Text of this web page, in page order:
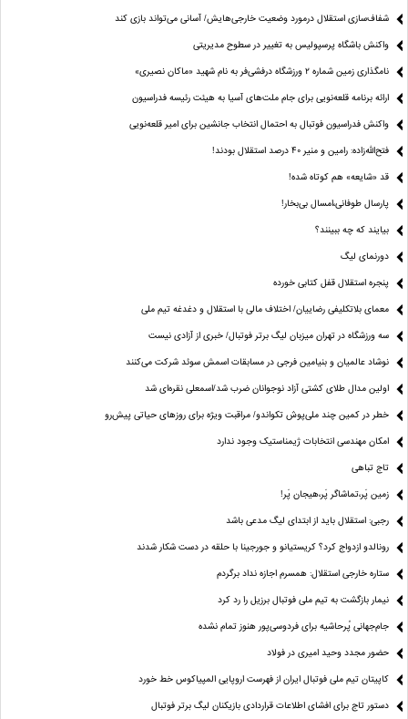
شفاف‌سازی استقلال درمورد وضعیت خارجی‌هایش/ آسانی می‌تواند بازی کند
واکنش باشگاه پرسپولیس به تغییر در سطوح مدیریتی
نامگذاری زمین شماره ۲ ورزشگاه درفشی‌فر به نام شهید «ماکان نصیری»
ارائه برنامه‌ قلعه‌نویی برای جام ملت‌های آسیا به هیئت رئیسه فدراسیون
واکنش فدراسیون فوتبال به احتمال انتخاب جانشین برای امیر قلعه‌نویی
فتح‌الله‌زاده: رامین و منیر 40 درصد استقلال بودند!
قد «شایعه» هم کوتاه شده!
پارسال طوفانی،امسال بی‌بخار!
بیایند که چه ببینند؟
دورنمای لیگ
پنجره‌ استقلال قفل کتابی خورده
معمای بلاتکلیفی رضاییان/ اختلاف مالی با استقلال و دغدغه تیم ملی
سه ورزشگاه در تهران میزبان لیگ برتر فوتبال/ خبری از آزادی نیست
نوشاد عالمیان و بنیامین فرجی در مسابقات اسمش سوئد شرکت می‌کنند
اولین مدال طلای کشتی آزاد نوجوانان ضرب شد/اسمعلی نقره‌ای شد
خطر در کمین چند ملی‌پوش تکواندو/ مراقبت ویژه برای روزهای حیاتی پیش‌رو
امکان مهندسی انتخابات ژیمناستیک وجود ندارد
تاج تباهی
زمین پَر،تماشاگر پَر،هیجان پَر!
رجبی: استقلال باید از ابتدای لیگ مدعی باشد
رونالدو ازدواج کرد؟ کریستیانو و جورجینا با حلقه در دست شکار شدند
ستاره خارجی استقلال: همسرم اجازه نداد برگردم
نیمار بازگشت به تیم ملی فوتبال برزیل را رد کرد
جام‌جهانی پُرحاشیه برای فردوسی‌پور هنوز تمام نشده
حضور مجدد وحید امیری در فولاد
کاپیتان تیم ملی فوتبال ایران از فهرست اروپایی المپیاکوس خط خورد
دستور تاج برای افشای اطلاعات قراردادی بازیکنان لیگ برتر فوتبال